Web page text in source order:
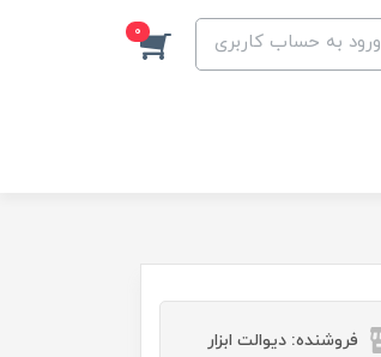
ورود به حساب کاربری 0
فروشنده: دیوالت ابزار